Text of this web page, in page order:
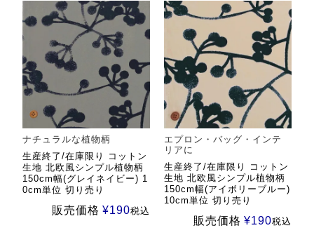
ナチュラルな植物柄
生産終了/在庫限り コットン
生地 北欧風シンプル植物柄
150cm幅(グレイネイビー) 1
0cm単位 切り売り
販売価格 ¥190税込
エプロン・バッグ・インテ
リアに
生産終了/在庫限り コットン
生地 北欧風シンプル植物柄
150cm幅(アイボリーブルー)
10cm単位 切り売り
販売価格 ¥190税込